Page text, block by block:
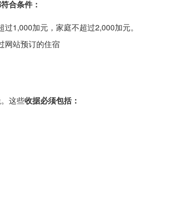
合条件：
1,000加元，家庭不超过2,000加元。
网站预订的住宿
这些收据必须包括：